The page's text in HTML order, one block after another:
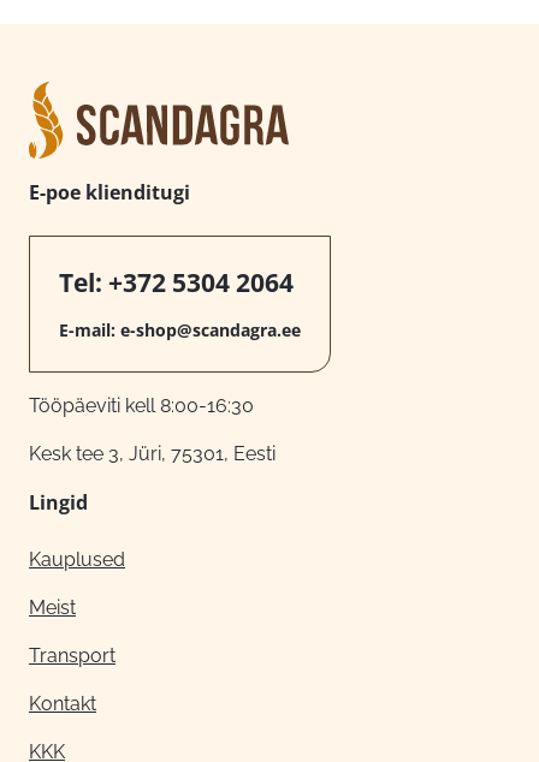
E-poe klienditugi
Tel: +372 5304 2064
E-mail: e-shop@scandagra.ee
Tööpäeviti kell 8:00-16:30
Kesk tee 3, Jüri, 75301, Eesti
Lingid
Kauplused
Meist
Transport
Kontakt
KKK